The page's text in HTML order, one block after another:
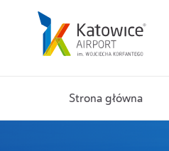
Strona główna